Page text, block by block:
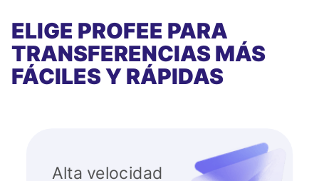
ELIGE PROFEE PARA
TRANSFERENCIAS MÁS
FÁCILES Y RÁPIDAS
Alta velocidad